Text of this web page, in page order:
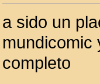
a sido un
mundicomic
completo